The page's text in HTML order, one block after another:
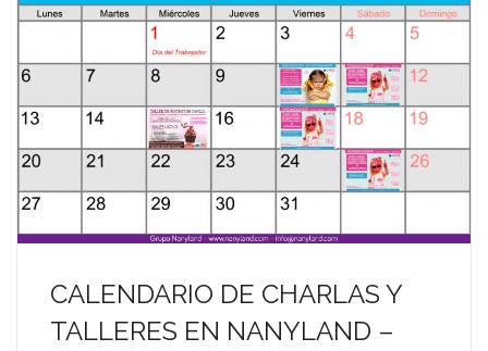
CALENDARIO DE CHARLAS Y
TALLERES EN NANYLAND –